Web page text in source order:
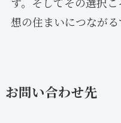
想の住まいにつながる
お問い合わせ先